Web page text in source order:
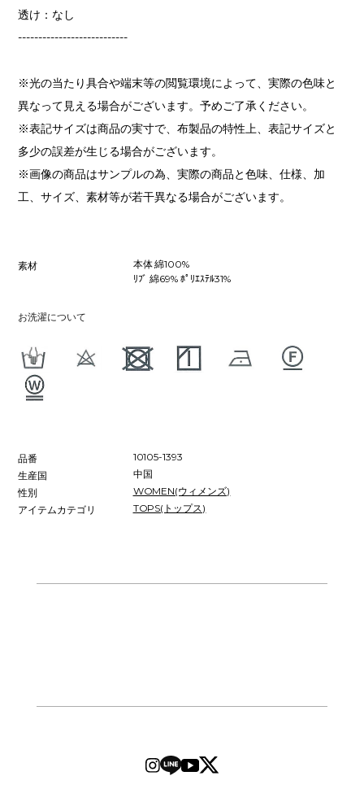
透け：なし
---------------------------
※光の当たり具合や端末等の閲覧環境によって、実際の色味と
異なって見える場合がございます。予めご了承ください。
※表記サイズは商品の実寸で、布製品の特性上、表記サイズと
多少の誤差が生じる場合がございます。
※画像の商品はサンプルの為、実際の商品と色味、仕様、加
工、サイズ、素材等が若干異なる場合がございます。
素材
本体 綿100%
ﾘﾌﾞ 綿69% ﾎﾟﾘｴｽﾃﾙ31%
お洗濯について
品番
10105-1393
生産国
中国
性別
WOMEN(ウィメンズ)
アイテムカテゴリ
TOPS(トップス)